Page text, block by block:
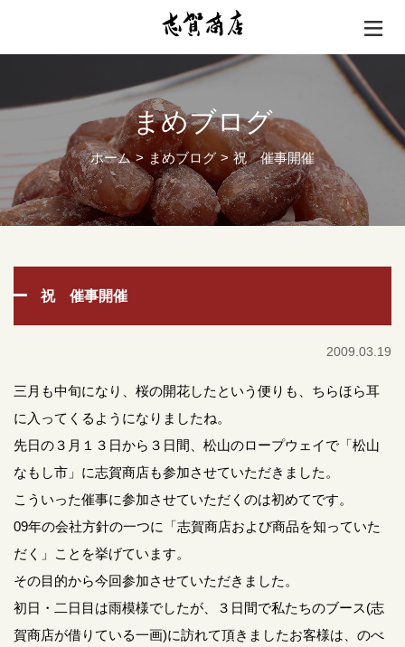
まめブログ
ホーム まめブログ 祝 催事開催
祝 催事開催
2009.03.19
三月も中旬になり、桜の開花したという便りも、ちらほら耳
に入ってくるようになりましたね。
先日の３月１３日から３日間、松山のロープウェイで「松山
なもし市」に志賀商店も参加させていただきました。
こういった催事に参加させていただくのは初めてです。
09年の会社方針の一つに「志賀商店および商品を知っていた
だく」ことを挙げています。
その目的から今回参加させていただきました。
初日・二日目は雨模様でしたが、３日間で私たちのブース(志
賀商店が借りている一画)に訪れて頂きましたお客様は、のべ